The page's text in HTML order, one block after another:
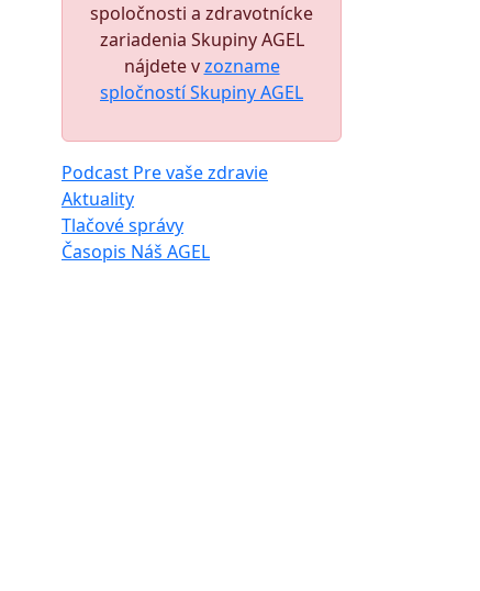
spoločnosti a zdravotnícke
zariadenia Skupiny AGEL
nájdete vzozname
spločností Skupiny AGEL
Podcast Pre vaše zdravie
Aktuality
Tlačové správy
Časopis Náš AGEL